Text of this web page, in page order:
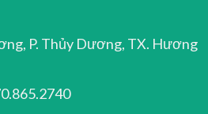
P. Thủy Dương, TX. Hương